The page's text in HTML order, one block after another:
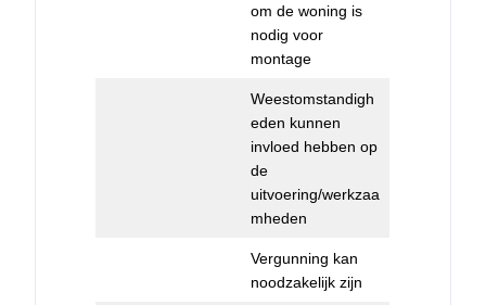
om de woning is
nodig voor
montage
Weestomstandigh
eden kunnen
invloed hebben op
de
uitvoering/werkzaa
mheden
Vergunning kan
noodzakelijk zijn